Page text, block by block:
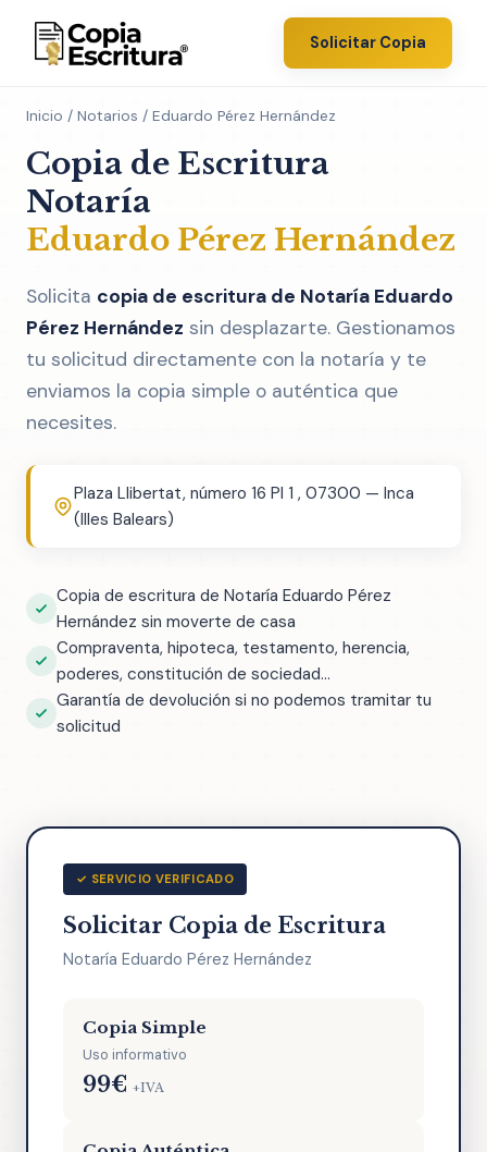
Solicitar Copia
Inicio / Notarios / Eduardo Pérez Hernández
Copia de Escritura
Notaría
Eduardo Pérez Hernández
Solicita copia de escritura de Notaría Eduardo
Pérez Hernández sin desplazarte. Gestionamos
tu solicitud directamente con la notaría y te
enviamos la copia simple o auténtica que
necesites.
Plaza Llibertat, número 16 Pl 1 , 07300 — Inca
(Illes Balears)
Copia de escritura de Notaría Eduardo Pérez
Hernández sin moverte de casa
Compraventa, hipoteca, testamento, herencia,
poderes, constitución de sociedad...
Garantía de devolución si no podemos tramitar tu
solicitud
✓ SERVICIO VERIFICADO
Solicitar Copia de Escritura
Notaría Eduardo Pérez Hernández
Copia Simple
Uso informativo
99€ +IVA